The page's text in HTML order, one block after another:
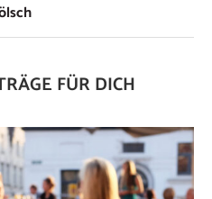
FÜR DICH